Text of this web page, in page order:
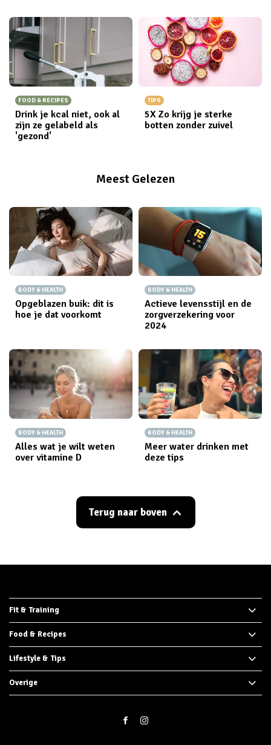
FOOD & RECIPES
Drink je kcal niet, ook al
zijn ze gelabeld als
'gezond'
TIPS
5X Zo krijg je sterke
botten zonder zuivel
Meest Gelezen
BODY & HEALTH
Opgeblazen buik: dit is
hoe je dat voorkomt
BODY & HEALTH
Actieve levensstijl en de
zorgverzekering voor
2024
BODY & HEALTH
Alles wat je wilt weten
over vitamine D
BODY & HEALTH
Meer water drinken met
deze tips
Terug naar boven
Fit & Training
Food & Recipes
Lifestyle & Tips
Overige